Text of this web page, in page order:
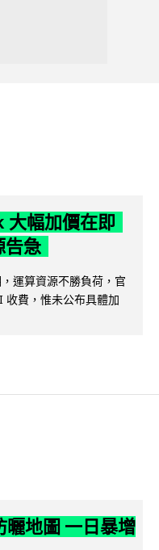
大幅加價在即
告急
運算資源不勝負荷，官
收費，惟未公布具體加
曬地圖 一日暴增